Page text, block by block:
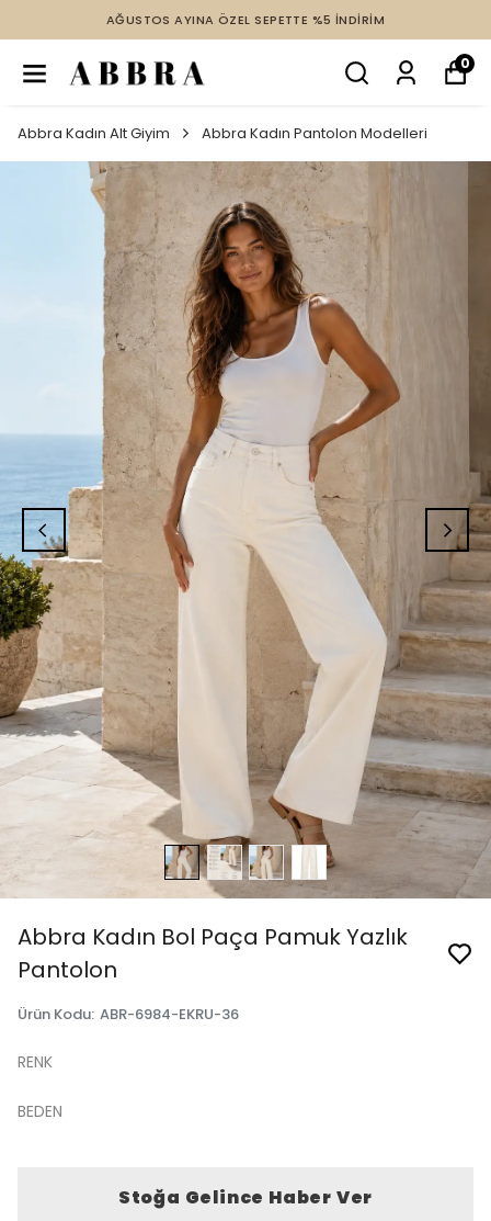
ÖZEL SEPETTE %5 İNDİRİM
0
Abbra Kadın Alt Giyim Abbra Kadın Pantolon Modelleri
Abbra Kadın Bol Paça Pamuk Yazlık
Pantolon
Ürün Kodu: ABR-6984-EKRU-36
RENK
BEDEN
Stoğa Gelince Haber Ver